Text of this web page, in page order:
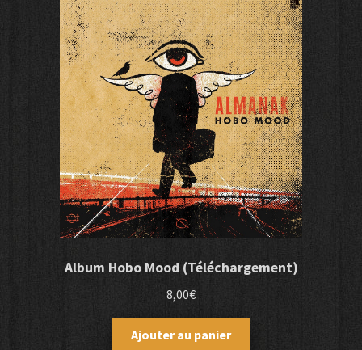
Album Hobo Mood (Téléchargement)
8,00€
Ajouter au panier